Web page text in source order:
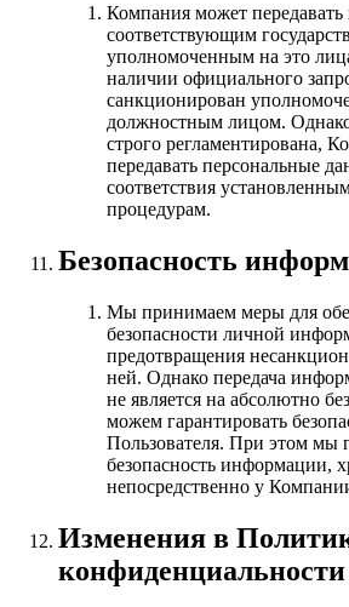
Компания может
соответствующим
уполномоченным на это
наличии официального
санкционирован
должностным лицом.
строго регламентирована,
передавать персональные
соответствия
процедурам.
Безопасность
Мы принимаем меры для
безопасности личной
предотвращения
ней. Однако передача
не является на абсолютно
можем гарантировать
Пользователя. При этом мы
безопасность информации,
непосредственно у
Изменения в
конфиденциальности